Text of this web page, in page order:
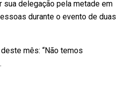
delegação pela metade em
durante o evento de duas
mês: “Não temos